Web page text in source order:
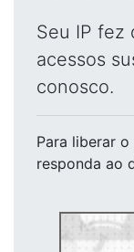
Seu IP fez
acessos
conosco.
Para liberar o
responda ao